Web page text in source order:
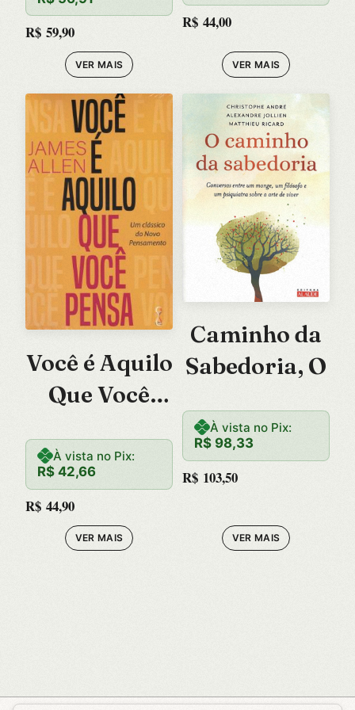
HA-SE –
VOL. 02
R$ 59,90
VER MAIS
R$ 44,00
VER MAIS
Você é Aquilo
Que Você
À vista no Pix:
R$ 42,66
R$ 44,90
VER MAIS
Caminho da
Sabedoria, O
À vista no Pix:
R$ 98,33
R$ 103,50
VER MAIS